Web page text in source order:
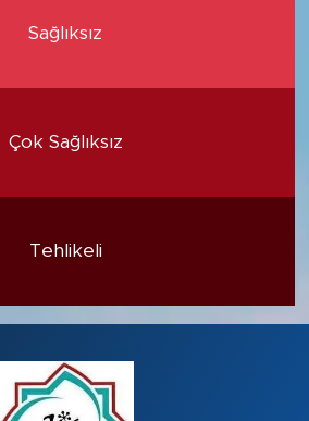
Sağlıksız
Çok Sağlıksız
Tehlikeli